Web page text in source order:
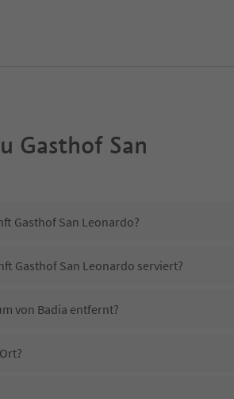
Gasthof San
Gasthof San Leonardo?
Gasthof San Leonardo serviert?
von Badia entfernt?